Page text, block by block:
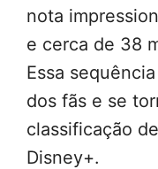
nota
e cerca de 38
Essa
dos fãs e se
classificação
Disney+.